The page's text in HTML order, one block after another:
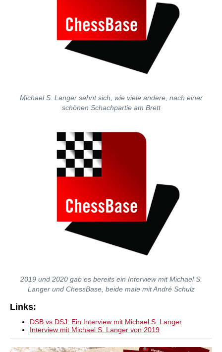
Michael S. Langer sehnt sich, wie viele andere, nach einer
schönen Schachpartie am Brett
2019 und 2020 gab es bereits ein Interview mit Michael S.
Langer und ChessBase, beide male mit André Schulz
Links:
DSB vs DSJ: Ein Interview mit Michael S. Langer
Interview mit Michael S. Langer von 2019